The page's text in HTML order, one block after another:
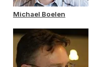
Michael Boelen